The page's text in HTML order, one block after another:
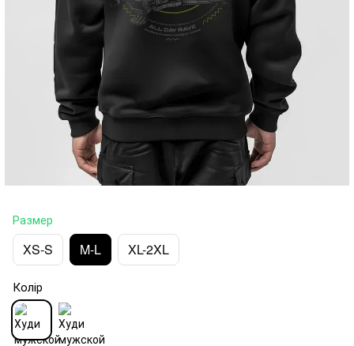
Размер
XS-S M-L XL-2XL
Колір